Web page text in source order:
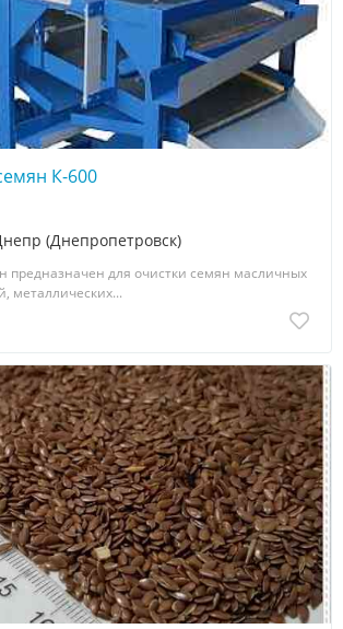
К-600
(Днепропетровск)
предназначен для очистки семян масличных
металлических...